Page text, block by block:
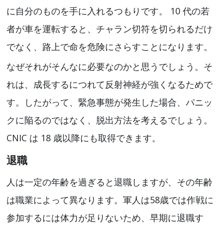
に自分のものを手に入れるつもりです。 10 代の若
者が車を運転すると、チャラン切符を切られるだけ
でなく、路上で命を危険にさらすことになります。
なぜそれがそんなに必要なのかと思うでしょう。そ
れは、成長するにつれて反射神経が強くなるためで
す。したがって、緊急事態が発生した場合、パニッ
クに陥るのではなく、脱出方法を考えるでしょう。
CNIC は 18 歳以降にも取得できます。
退職
人は一定の年齢を過ぎると退職しますが、その年齢
は職業によって異なります。軍人は58歳では作戦に
参加するには体力が足りないため、早期に退職す